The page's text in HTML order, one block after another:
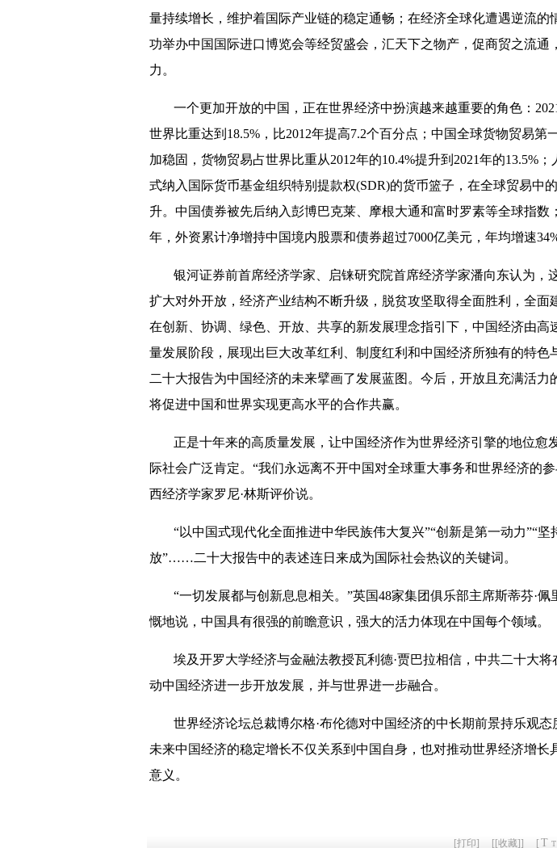
量持续增长，维护着国际产业链的稳定通畅；在经济全球化遭遇逆流的
功举办中国国际进口博览会等经贸盛会，汇天下之物产，促商贸之流通
力。
一个更加开放的中国，正在世界经济中扮演越来越重要的角色：
世界比重达到18.5%，比2012年提高7.2个百分点；中国全球货物贸易第
加稳固，货物贸易占世界比重从2012年的10.4%提升到2021年的13.5%；
式纳入国际货币基金组织特别提款权(SDR)的货币篮子，在全球贸易中
升。中国债券被先后纳入彭博巴克莱、摩根大通和富时罗素等全球指数
年，外资累计净增持中国境内股票和债券超过7000亿美元，年均增速34%
银河证券前首席经济学家、启铼研究院首席经济学家潘向东认为，
扩大对外开放，经济产业结构不断升级，脱贫攻坚取得全面胜利，全面
在创新、协调、绿色、开放、共享的新发展理念指引下，中国经济由高
量发展阶段，展现出巨大改革红利、制度红利和中国经济所独有的特色
二十大报告为中国经济的未来擘画了发展蓝图。今后，开放且充满活力
将促进中国和世界实现更高水平的合作共赢。
正是十年来的高质量发展，让中国经济作为世界经济引擎的地位愈
际社会广泛肯定。“我们永远离不开中国对全球重大事务和世界经济的
西经济学家罗尼·林斯评价说。
“以中国式现代化全面推进中华民族伟大复兴”“创新是第一动力”“坚
放”……二十大报告中的表述连日来成为国际社会热议的关键词。
“一切发展都与创新息息相关。”英国48家集团俱乐部主席斯蒂芬·佩
慨地说，中国具有很强的前瞻意识，强大的活力体现在中国每个领域。
埃及开罗大学经济与金融法教授瓦利德·贾巴拉相信，中共二十大将
动中国经济进一步开放发展，并与世界进一步融合。
世界经济论坛总裁博尔格·布伦德对中国经济的中长期前景持乐观态
未来中国经济的稳定增长不仅关系到中国自身，也对推动世界经济增长
意义。
[打印] [[收藏]] [T T